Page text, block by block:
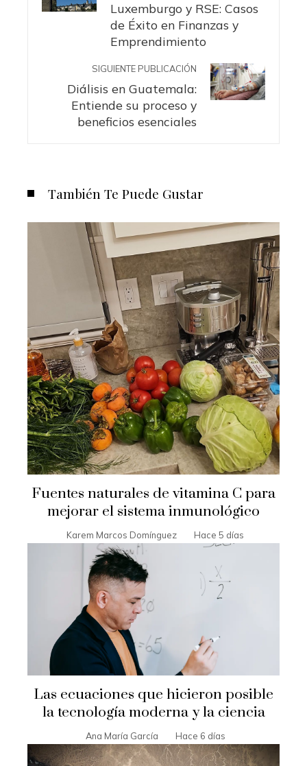
Luxemburgo y RSE: Casos
de Éxito en Finanzas y
Emprendimiento
SIGUIENTE PUBLICACIÓN
Diálisis en Guatemala:
Entiende su proceso y
beneficios esenciales
También Te Puede Gustar
Fuentes naturales de vitamina C para
mejorar el sistema inmunológico
Karem Marcos Domínguez Hace 5 días
Las ecuaciones que hicieron posible
la tecnología moderna y la ciencia
Ana María García Hace 6 días